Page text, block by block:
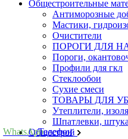
WhatsAppТелефон
Общестроительные
Антиморозные
Мастики,
Очистители
ПОРОГИ ДЛЯ
Пороги,
Профили для гкл
Стеклообои
Сухие смеси
ТОВАРЫ ДЛЯ
Утеплители,
Шпатлевки,
Общестрой